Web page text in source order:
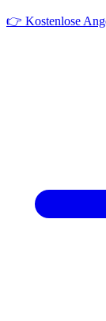
👉 Kostenlose